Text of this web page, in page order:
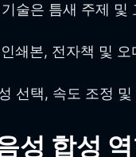
술은 틈새 주제 및
인쇄본, 전자책 및
선택, 속도 조정
성 합성